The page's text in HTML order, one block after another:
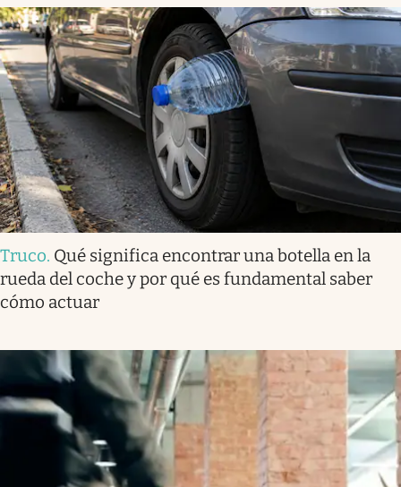
Truco. Qué significa encontrar una botella en la
rueda del coche y por qué es fundamental saber
cómo actuar